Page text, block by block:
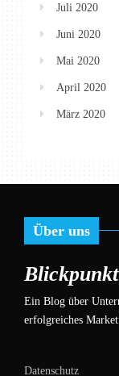
Juli 2020
Juni 2020
Mai 2020
April 2020
März 2020
Über uns
Ein Blog über
erfolgreiches
Datenschutz